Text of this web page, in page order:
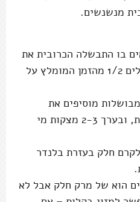
מנשנשים.
בו התבשלה הכרובית את
חבילה הפסטה ומבשלים 1/2 מהזמן המומלץ על
מוסיפים את
החמאה ומעט שמן זית, ובערך 2-3 מצקות מי
חלק בעזרת בלנדר
הוא של מרק חלק אבל לא